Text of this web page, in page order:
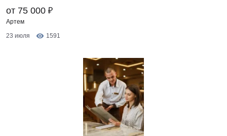
от 75 000 ₽
Артем
23 июля
1591